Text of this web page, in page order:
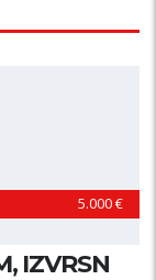
5.000 €
IZVRSN